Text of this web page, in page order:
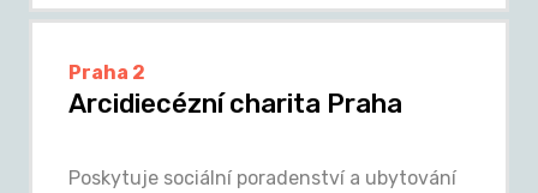
Praha 2
Arcidiecézní charita Praha
Poskytuje sociální poradenství a ubytování